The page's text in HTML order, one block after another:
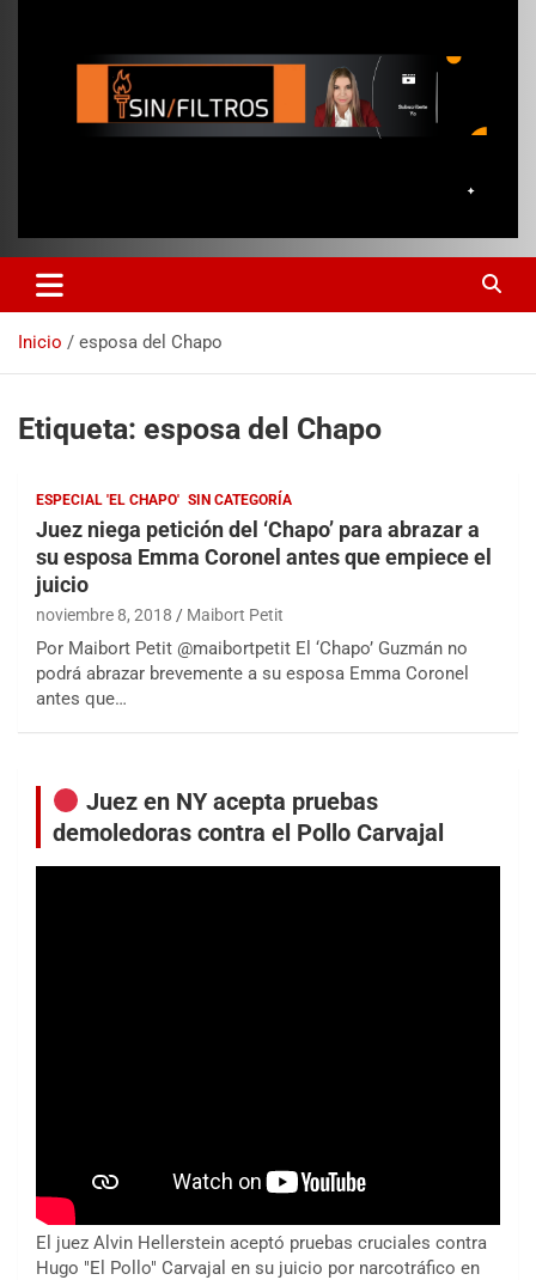
Inicio esposa del Chapo
Etiqueta: esposa del Chapo
ESPECIAL 'EL CHAPO' SIN CATEGORÍA
Juez niega petición del ‘Chapo’ para abrazar a
su esposa Emma Coronel antes que empiece el
juicio
noviembre 8, 2018 Maibort Petit
Por Maibort Petit @maibortpetit El ‘Chapo’ Guzmán no
podrá abrazar brevemente a su esposa Emma Coronel
antes que…
Juez en NY acepta pruebas
demoledoras contra el Pollo Carvajal
El juez Alvin Hellerstein aceptó pruebas cruciales contra
Hugo "El Pollo" Carvajal en su juicio por narcotráfico en